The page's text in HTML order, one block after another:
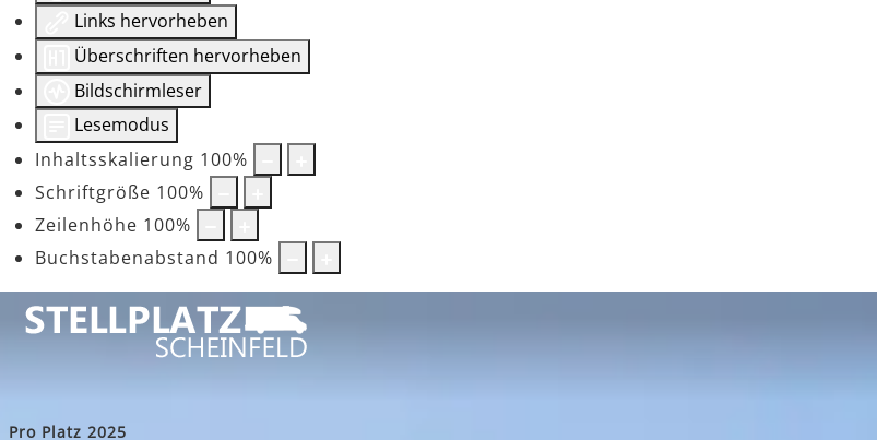
Links hervorheben
Überschriften hervorheben
Bildschirmleser
Lesemodus
Inhaltsskalierung 100%
Schriftgröße 100%
Zeilenhöhe 100%
Buchstabenabstand 100%
Pro Platz 2025